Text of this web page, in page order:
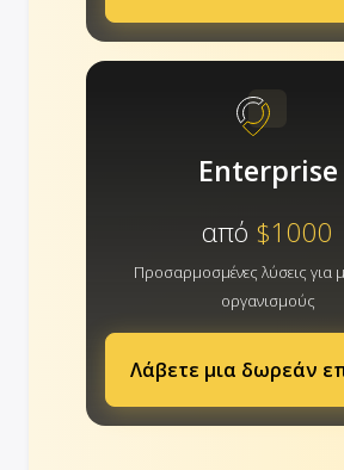
Enterprise
από $1000
Προσαρμοσμένες λύσεις για
οργανισμούς
Λάβετε μια δωρεάν